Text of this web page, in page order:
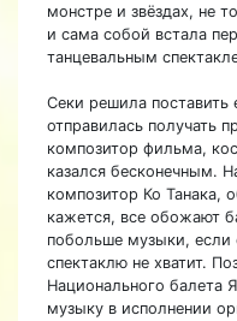
монстре и звёздах, не
и сама собой встала
танцевальным
Секи решила поставить
отправилась получать
композитор фильма,
казался бесконечным.
композитор Ко Танака,
кажется, все обожают
побольше музыки,
спектаклю не хватит.
Национального балета
музыку в исполнении